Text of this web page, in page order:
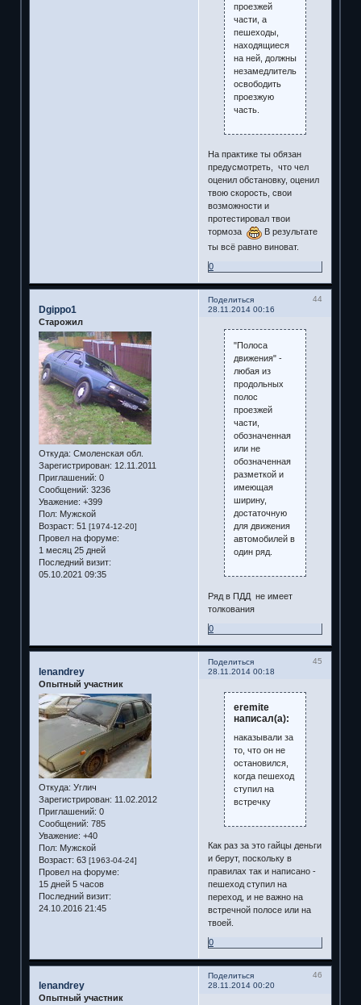
проезжей
части, а
пешеходы,
находящиеся
на ней, должны
незамедлительно
освободить
проезжую
часть.
На практике ты обязан
предусмотреть, что чел
оценил обстановку, оценил
твою скорость, свои
возможности и
протестировал твои
тормоза
В результате
ты всё равно виноват.
0
Поделиться
44
28.11.2014 00:16
Dgippo1
Старожил
Откуда: Смоленская обл.
Зарегистрирован: 12.11.2011
Приглашений: 0
Сообщений: 3236
Уважение: +399
Пол: Мужской
Возраст: 51 [1974-12-20]
Провел на форуме:
1 месяц 25 дней
Последний визит:
05.10.2021 09:35
"Полоса
движения" -
любая из
продольных
полос
проезжей
части,
обозначенная
или не
обозначенная
разметкой и
имеющая
ширину,
достаточную
для движения
автомобилей в
один ряд.
Ряд в ПДД не имеет
толкования
0
Поделиться
45
28.11.2014 00:18
lenandrey
Опытный участник
Откуда: Углич
Зарегистрирован: 11.02.2012
Приглашений: 0
Сообщений: 785
Уважение: +40
Пол: Мужской
Возраст: 63 [1963-04-24]
Провел на форуме:
15 дней 5 часов
Последний визит:
24.10.2016 21:45
eremite
написал(а):
наказывали за
то, что он не
остановился,
когда пешеход
ступил на
встречку
Как раз за это гайцы деньги
и берут, поскольку в
правилах так и написано -
пешеход ступил на
переход, и не важно на
встречной полосе или на
твоей.
0
Поделиться
46
28.11.2014 00:20
lenandrey
Опытный участник